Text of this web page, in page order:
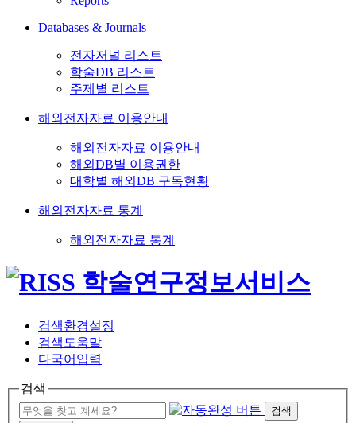
Databases & Journals
전자저널 리스트
학술DB 리스트
주제별 리스트
해외전자자료 이용안내
해외전자자료 이용안내
해외DB별 이용권한
대학별 해외DB 구독현황
해외전자자료 통계
해외전자자료 통계
검색환경설정
검색도움말
다국어입력
검색
검색